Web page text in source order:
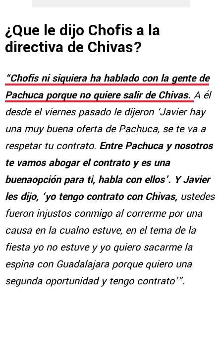
¿Que le dijo Chofis a la
directiva de Chivas?
“Chofis ni siquiera ha hablado con la gente de
Pachuca porque no quiere salir de Chivas. A él
desde el viernes pasado le dijeron ‘Javier hay
una muy buena oferta de Pachuca, se te va a
respetar tu contrato. Entre Pachuca y nosotros
te vamos abogar el contrato y es una
buenaopción para ti, habla con ellos’. Y Javier
les dijo, ‘yo tengo contrato con Chivas, ustedes
fueron injustos conmigo al correrme por una
causa en la cualno estuve, en el tema de la
fiesta yo no estuve y yo quiero sacarme la
espina con Guadalajara porque quiero una
segunda oportunidad y tengo contrato’”.